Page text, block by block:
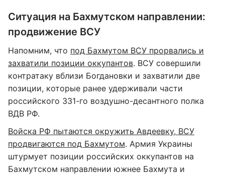
Ситуация на Бахмутском направлении:
продвижение ВСУ
Напомним, что под Бахмутом ВСУ прорвались и
захватили позиции оккупантов. ВСУ совершили
контратаку вблизи Богдановки и захватили две
позиции, которые ранее удерживали части
российского 331-го воздушно-десантного полка
ВДВ РФ.
Войска РФ пытаются окружить Авдеевку, ВСУ
продвигаются под Бахмутом. Армия Украины
штурмует позиции российских оккупантов на
Бахмутском направлении южнее Бахмута и